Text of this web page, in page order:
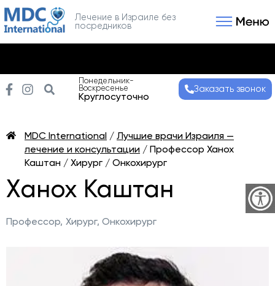
Лечение в Израиле без
посредников
Понедельник-
Воскресенье
Круглосуточно
Заказать звонок
MDC International / Лучшие врачи Израиля —
лечение и консультации / Профессор Ханох
Каштан / Хирург / Онкохирург
Ханох Каштан
Профессор, Хирург, Онкохирург